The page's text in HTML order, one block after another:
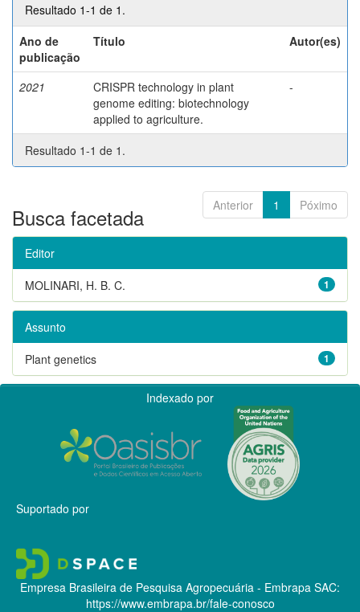
Resultado 1-1 de 1.
Ano de
publicação
Título Autor(es)
2021
CRISPR technology in plant
genome editing: biotechnology
applied to agriculture.
-
Resultado 1-1 de 1.
Anterior 1 Póximo
Busca facetada
Editor
1
MOLINARI, H. B. C.
Assunto
1
Plant genetics
Indexado por
Suportado por
Empresa Brasileira de Pesquisa Agropecuária - Embrapa SAC:
https://www.embrapa.br/fale-conosco